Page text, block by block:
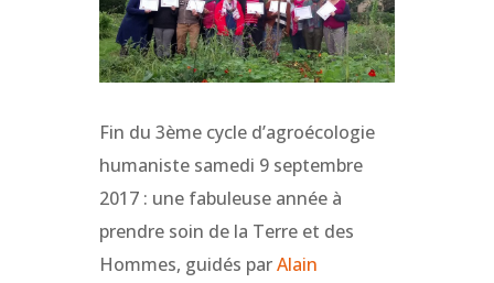
Fin du 3ème cycle d’agroécologie
humaniste samedi 9 septembre
2017 : une fabuleuse année à
prendre soin de la Terre et des
Hommes, guidés parAlain